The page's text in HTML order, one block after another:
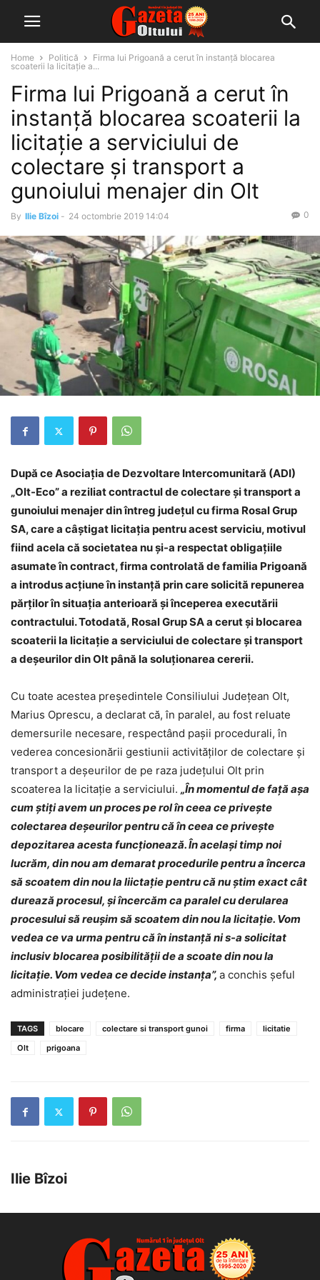
Home Politică
Firma lui Prigoană a cerut în instanță blocarea
scoaterii la licitație a...
Firma lui Prigoană a cerut în
instanță blocarea scoaterii la
licitație a serviciului de
colectare și transport a
gunoiului menajer din Olt
By Ilie Bîzoi - 24 octombrie 2019 14:04 0
După ce Asociația de Dezvoltare Intercomunitară (ADI)
„Olt-Eco” a reziliat contractul de colectare și transport a
gunoiului menajer din întreg județul cu firma Rosal Grup
SA, care a câștigat licitația pentru acest serviciu, motivul
fiind acela că societatea nu și-a respectat obligațiile
asumate în contract, firma controlată de familia Prigoană
a introdus acțiune în instanță prin care solicită repunerea
părților în situația anterioară și începerea executării
contractului.Totodată, Rosal Grup SA a cerut și blocarea
scoaterii la licitație a serviciului de colectare și transport
a deșeurilor din Olt până la soluționarea cererii.
Cu toate acestea președintele Consiliului Județean Olt,
Marius Oprescu, a declarat că, în paralel, au fost reluate
demersurile necesare, respectând pașii procedurali, în
vederea concesionării gestiunii activităților de colectare și
transport a deșeurilor de pe raza județului Olt prin
scoaterea la licitație a serviciului. „În momentul de față așa
cum știți avem un proces pe rol în ceea ce privește
colectarea deșeurilor pentru că în ceea ce privește
depozitarea acesta funcționează. În același timp noi
lucrăm, din nou am demarat procedurile pentru a încerca
să scoatem din nou la liictație pentru că nu știm exact cât
durează procesul, și încercăm ca paralel cu derularea
procesului să reușim să scoatem din nou la licitație. Vom
vedea ce va urma pentru că în instanță ni s-a solicitat
inclusiv blocarea posibilității de a scoate din nou la
licitație. Vom vedea ce decide instanța”, a conchis șeful
administrației județene.
TAGS blocare colectare si transport gunoi firma
licitatie
Olt
prigoana
Ilie Bîzoi